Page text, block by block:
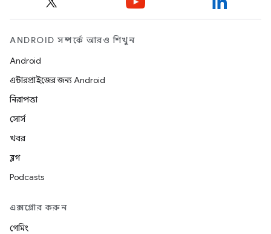
ANDROID সম্পর্কে আরও শিখুন
Android
এন্টারপ্রাইজের জন্য Android
নিরাপত্তা
সোর্স
খবর
ব্লগ
Podcasts
এক্সপ্লোর করুন
গেমিং